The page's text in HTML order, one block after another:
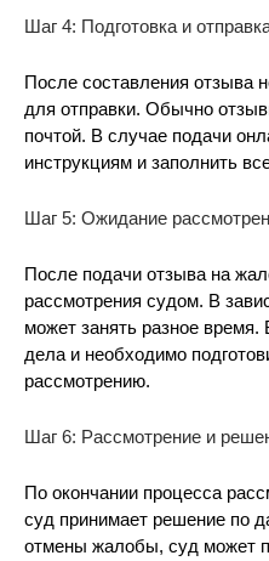
Шаг 4: Подготовка и
После составления отзыва
для отправки. Обычно
почтой. В случае подачи
инструкциям и заполнить
Шаг 5: Ожидание
После подачи отзыва на
рассмотрения судом. В
может занять разное
дела и необходимо
рассмотрению.
Шаг 6: Рассмотрение и
По окончании процесса
суд принимает решение по
отмены жалобы, суд может